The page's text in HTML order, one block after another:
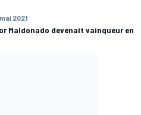
2021
Maldonado devenait vainqueur en